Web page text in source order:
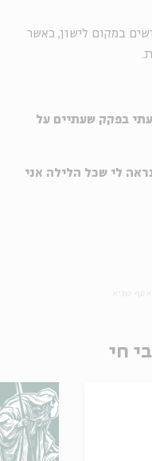
במקום לישון, כאשר
בפקק שעתיים על
לי שכל הלילה אני
חי